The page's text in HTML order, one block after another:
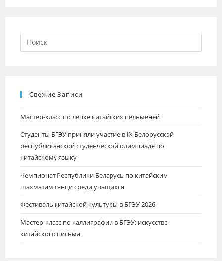
Свежие Записи
Мастер-класс по лепке китайских пельменей
Студенты БГЭУ приняли участие в IХ Белорусской
республиканской студенческой олимпиаде по
китайскому языку
Чемпионат Республики Беларусь по китайским
шахматам сянци среди учащихся
Фестиваль китайской культуры в БГЭУ 2026
Мастер-класс по каллиграфии в БГЭУ: искусство
китайского письма